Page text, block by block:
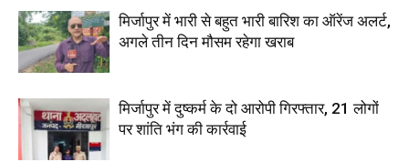
मिर्जापुर में भारी से बहुत भारी बारिश का ऑरेंज अलर्ट,
अगले तीन दिन मौसम रहेगा खराब
मिर्जापुर में दुष्कर्म के दो आरोपी गिरफ्तार, 21 लोगों
पर शांति भंग की कार्रवाई